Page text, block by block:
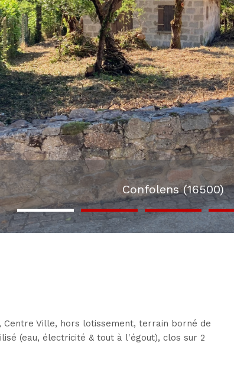
Confolens (16500)
Centre Ville, hors lotissement, terrain borné de
(eau, électricité & tout à l'égout), clos sur 2